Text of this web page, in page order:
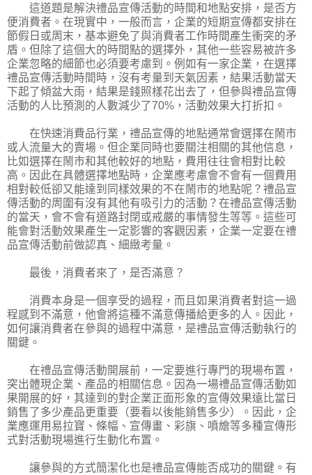
這道題是解決禮品宣傳活動的時間和地點安排，是否方
便消費者。在現實中，一般而言，企業的短期宣傳都安排在
節假日或周末，基本避免了與消費者工作時間產生衝突的矛
盾。但除了這個大的時間點的選擇外，其他一些容易被許多
企業忽略的細節也必須要考慮到。例如有一家企業，在選擇
禮品宣傳活動時間時，沒有考量到天氣因素，結果活動當天
下起了傾盆大雨，結果是錢照樣花出去了，但參與禮品宣傳
活動的人比預測的人數減少了70%，活動效果大打折扣。
在快速消費品行業，禮品宣傳的地點通常會選擇在鬧市
或人流量大的賣場。但企業同時也要關注相關的其他信息，
比如選擇在鬧市和其他較好的地點，費用往往會相對比較
高。因此在具體選擇地點時，企業應考慮會不會有一個費用
相對較低卻又能達到同樣效果的不在鬧市的地點呢？禮品宣
傳活動的周圍有沒有其他有吸引力的活動？在禮品宣傳活動
的當天，會不會有道路封閉或戒嚴的事情發生等等。這些可
能會對活動效果產生一定影響的客觀因素，企業一定要在禮
品宣傳活動前做認真、細緻考量。
最後，消費者來了，是否滿意？
消費本身是一個享受的過程，而且如果消費者對這一過
程感到不滿意，他會將這種不滿意傳播給更多的人。因此，
如何讓消費者在參與的過程中滿意，是禮品宣傳活動執行的
關鍵。
在禮品宣傳活動開展前，一定要進行專門的現場布置，
突出體現企業、產品的相關信息。因為一場禮品宣傳活動如
果開展的好，其達到的對企業正面形象的宣傳效果遠比當日
銷售了多少產品更重要（要看以後能銷售多少）。因此，企
業應運用易拉寶、條幅、宣傳畫、彩旗、噴繪等多種宣傳形
式對活動現場進行生動化布置。
讓參與的方式簡潔化也是禮品宣傳能否成功的關鍵。有